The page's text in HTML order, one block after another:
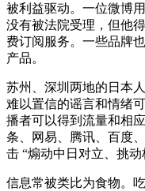
被利益驱动。一位微博
没有被法院受理，但他
费订阅服务。一些品牌
产品。
苏州、深圳两地的日本
难以置信的谣言和情绪
播者可以得到流量和相
条、网易、腾讯、百度
击 “煽动中日对立、挑动
信息常被类比为食物。